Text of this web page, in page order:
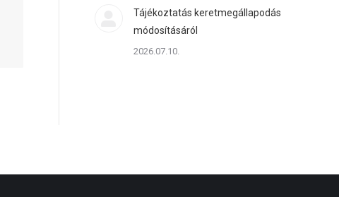
Tájékoztatás keretmegállapodás
módosításáról
2026.07.10.